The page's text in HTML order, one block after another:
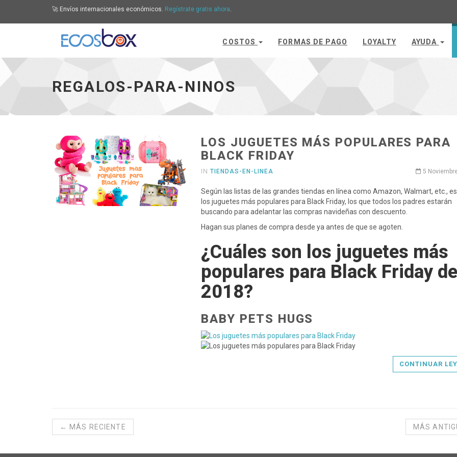
🚀 Envíos internacionales económicos. Regístrate gratis ahora.
COSTOS FORMAS DE PAGO LOYALTY AYUDA
REGALOS-PARA-NINOS
LOS JUGUETES MÁS POPULARES PARA
BLACK FRIDAY
INTIENDAS-EN-LINEA 5
Según las listas de las grandes tiendas en línea como Amazon, Walmart, etc.,
los juguetes más populares para Black Friday, los que todos los padres estarán
buscando para adelantar las compras navideñas con descuento.
Hagan sus planes de compra desde ya antes de que se agoten.
¿Cuáles son los juguetes más
populares para Black Friday del
2018?
BABY PETS HUGS
CONTINUAR
← MÁS RECIENTE MÁS